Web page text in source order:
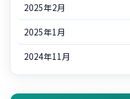
2025年2月
2025年1月
2024年11月